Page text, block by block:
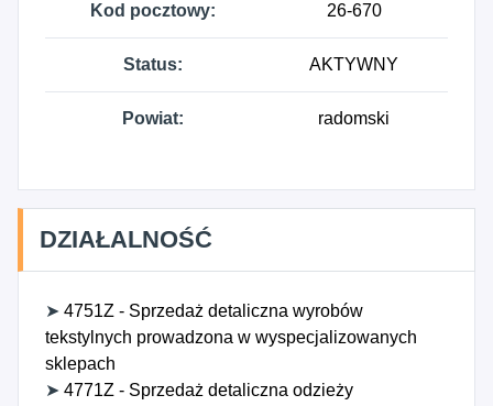
Kod pocztowy: 26-670
Status: AKTYWNY
Powiat: radomski
DZIAŁALNOŚĆ
➤ 4751Z - Sprzedaż detaliczna wyrobów
tekstylnych prowadzona w wyspecjalizowanych
sklepach
➤ 4771Z - Sprzedaż detaliczna odzieży